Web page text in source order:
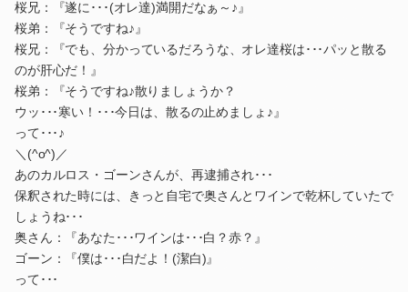
桜兄：『遂に･･･(オレ達)満開だなぁ～♪』
桜弟：『そうですね♪』
桜兄：『でも、分かっているだろうな、オレ達桜は･･･パッと散る
のが肝心だ！』
桜弟：『そうですね♪散りましょうか？
ウッ･･･寒い！･･･今日は、散るの止めましょ♪』
って･･･♪
＼(^o^)／
あのカルロス・ゴーンさんが、再逮捕され･･･
保釈された時には、きっと自宅で奥さんとワインで乾杯していたで
しょうね･･･
奥さん：『あなた･･･ワインは･･･白？赤？』
ゴーン：『僕は･･･白だよ！(潔白)』
って･･･